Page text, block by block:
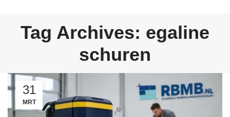
Tag Archives: egaline
schuren
31
MRT